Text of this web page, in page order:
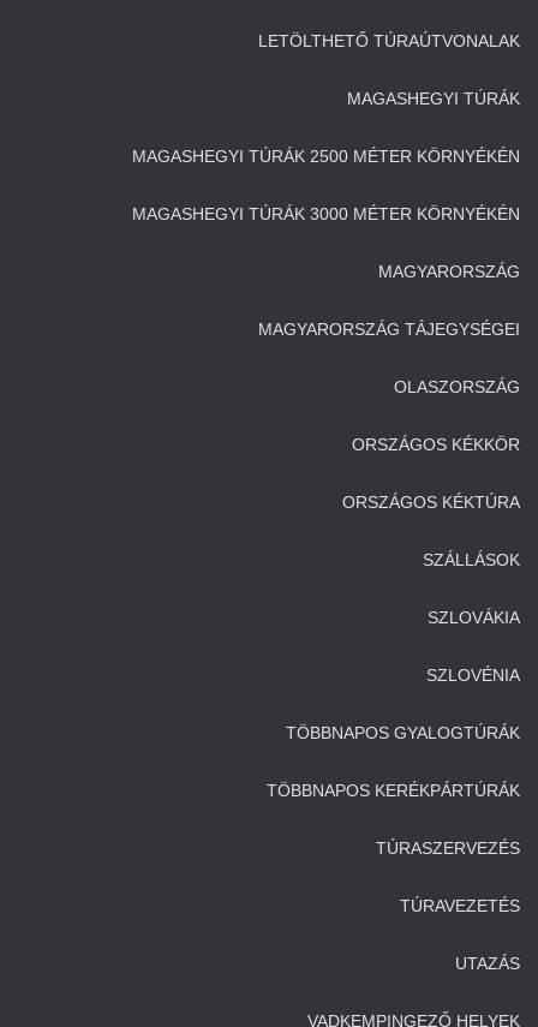
LETÖLTHETŐ TÚRAÚTVONALAK
MAGASHEGYI TÚRÁK
MAGASHEGYI TÚRÁK 2500 MÉTER KÖRNYÉKÉN
MAGASHEGYI TÚRÁK 3000 MÉTER KÖRNYÉKÉN
MAGYARORSZÁG
MAGYARORSZÁG TÁJEGYSÉGEI
OLASZORSZÁG
ORSZÁGOS KÉKKÖR
ORSZÁGOS KÉKTÚRA
SZÁLLÁSOK
SZLOVÁKIA
SZLOVÉNIA
TÖBBNAPOS GYALOGTÚRÁK
TÖBBNAPOS KERÉKPÁRTÚRÁK
TÚRASZERVEZÉS
TÚRAVEZETÉS
UTAZÁS
VADKEMPINGEZŐ HELYEK